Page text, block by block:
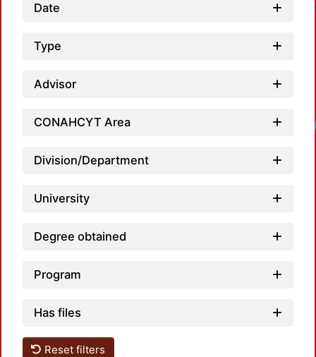
Date
Type
Advisor
CONAHCYT Area
Division/Department
University
Degree obtained
Program
Has files
Reset filters